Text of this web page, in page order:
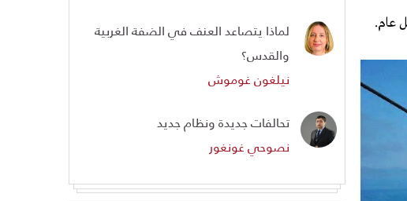
عام.
لماذا يتصاعد العنف في الضفة الغربية
والقدس؟
نيلغون غوموش
تحالفات جديدة ونظام جديد
نصوحي غونغور